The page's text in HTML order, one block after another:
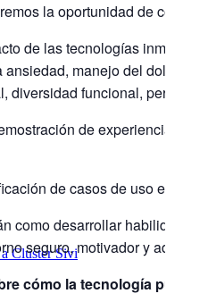
a Cluster Sivi
la oportunidad de
de las tecnologías
manejo del dolor y
diversidad funcional,
de experiencias
de casos de uso
como desarrollar
seguro, motivador y
cómo la tecnología